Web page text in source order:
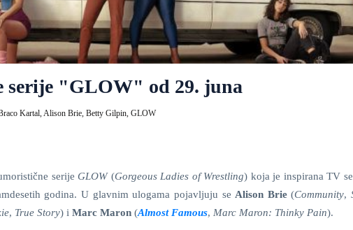
serije "GLOW" od 29. juna
Kartal, Alison Brie, Betty Gilpin, GLOW
serijeGLOW(Gorgeous Ladies of Wrestling) koja je inspirana TV
godina. U glavnim ulogama pojavljuju se Alison Brie(Community,
, True Story) i Marc Maron (Almost Famous, Marc Maron: Thinky Pain).